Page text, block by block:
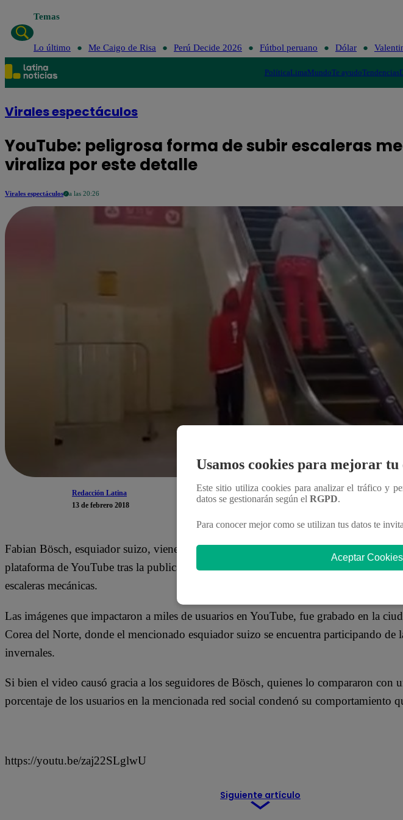
Temas
Lo último Me Caigo de Risa Perú Decide 2026 Fútbol peruano Dólar
PolíticaLimaMundoTe ayudoTendencias
Virales espectáculos
YouTube: peligrosa forma de subir escaleras
viraliza por este detalle
Virales espectáculos a las 20:26
Redacción Latina
13 de febrero 2018
Fabian Bösch, esquiador suizo, viene siendo duramente criticado en las redes
plataforma de YouTube tras la publicación de un video donde muestra una peligrosa
escaleras mecánicas.
Las imágenes que impactaron a miles de usuarios en YouTube, fue grabado en la
Corea del Norte, donde el mencionado esquiador suizo se encuentra participando de
invernales.
Si bien el video causó gracia a los seguidores de Bösch, quienes lo compararon con
porcentaje de los usuarios en la mencionada red social condenó su comportamiento
https://youtu.be/zaj22SLglwU
Siguiente artículo
Usamos cookies para mejorar tu
Este sitio utiliza cookies para analizar el tráfico y
datos se gestionarán según el RGPD.
Para conocer mejor como se utilizan tus datos te
Aceptar Cookies